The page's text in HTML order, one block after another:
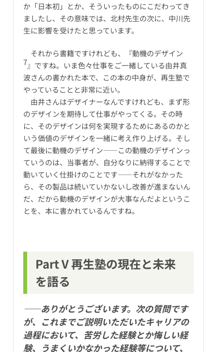
か「日本初」とか、そういったものにこだわってき
ましたし、その意味では、北村先生の次に、中川先
生に影響を受けたと思っています。
それから書籍ですけれども、『動機のデザイン
7』ですね。いま色々仕事をご一緒している由井真
波さんの書かれた本で、この本の中身が、再生塾で
やっていることと非常に近い。
由井さんはデザイナーなんですけれども、まず形
のデザインを期待して仕事がやってくる。その時
に、そのデザインは何を実現するためにあるのかと
いう価値のデザインを一緒に考え作り上げる。そし
て最後に動機のデザイン――この動機のデザインっ
ていうのは、当事者が、自分なりに納得することで
動いていく仕掛けのことです――それがなかった
ら、その製品は続いていかないし改善が進まないん
だ、だから動機のデザインが大事なんだよというこ
とを、本に書かれているんですね。
Part V 再生塾の現在と未来
を語る
――ありがとうございます。次の質問です
が、これまでご説明いただいたキャリアの
過程において、苦労した経験とか悔しい経
験、うまくいかなかった経験等について、